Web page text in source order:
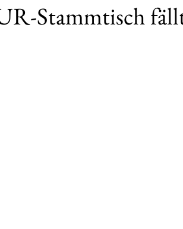
Stammtisch